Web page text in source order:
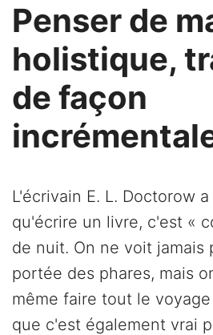
Penser de
holistique,
de façon
L'écrivain E. L. Doctorow
qu'écrire un livre, c'est «
de nuit. On ne voit jamais
portée des phares, mais
même faire tout le
que c'est également vrai